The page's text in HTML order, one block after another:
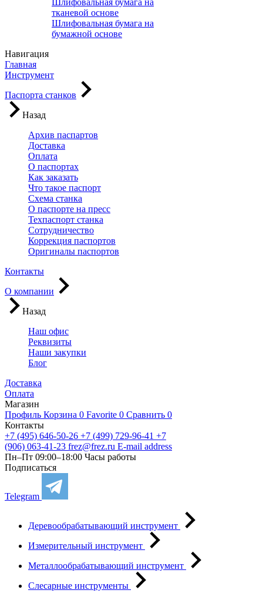
Шлифовальная бумага на
тканевой основе
Шлифовальная бумага на
бумажной основе
Навигация
Главная
Инструмент
Паспорта станков
Назад
Архив паспартов
Доставка
Оплата
О паспортах
Как заказать
Что такое паспорт
Схема станка
О паспорте на пресс
Техпаспорт станка
Сотрудничество
Коррекция паспортов
Оригиналы паспортов
Контакты
О компании
Назад
Наш офис
Реквизиты
Наши закупки
Блог
Доставка
Оплата
Магазин
Профиль Корзина 0 Favorite 0 Сравнить 0
Контакты
+7 (495) 646-50-26 +7 (499) 729-96-41 +7
(906) 063-41-23 frez@frez.ru E-mail address
Пн–Пт 09:00–18:00 Часы работы
Подписаться
Telegram
Деревообрабатывающий инструмент
Измерительный инструмент
Металлообрабатывающий инструмент
Слесарные инструменты